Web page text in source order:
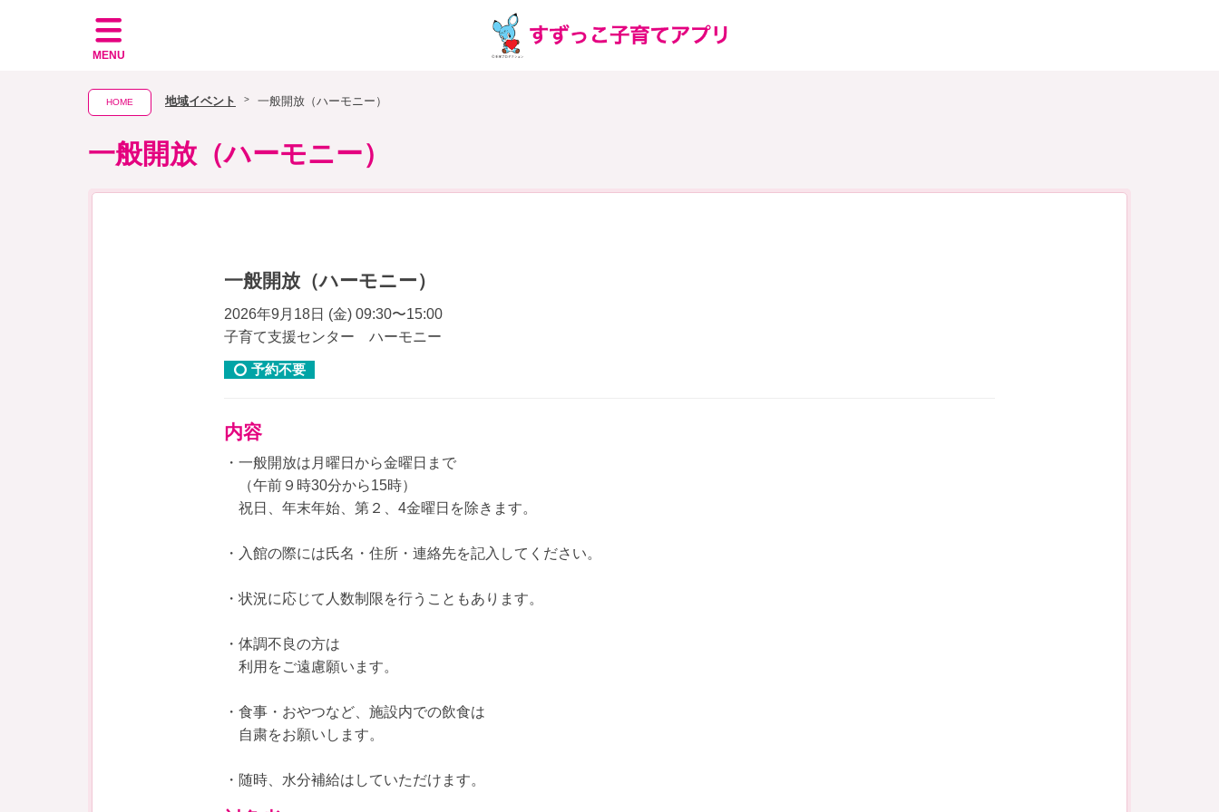
MENU
HOME 地域イベント 一般開放（ハーモニー）
一般開放（ハーモニー）
一般開放（ハーモニー）
2026年9月18日 (金) 09:30〜15:00
子育て支援センター ハーモニー
予約不要
内容
・一般開放は月曜日から金曜日まで
（午前９時30分から15時）
祝日、年末年始、第２、4金曜日を除きます。
・入館の際には氏名・住所・連絡先を記入してください。
・状況に応じて人数制限を行うこともあります。
・体調不良の方は
利用をご遠慮願います。
・食事・おやつなど、施設内での飲食は
自粛をお願いします。
・随時、水分補給はしていただけます。